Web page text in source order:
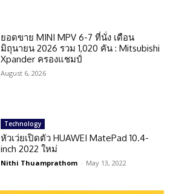
ยอดขาย MINI MPV 6-7 ที่นั่ง เดือน
มิถุนายน 2026 รวม 1,020 คัน : Mitsubishi
Xpander ครองแชมป์
August 6, 2026
Technology
หัวเว่ยเปิดตัว HUAWEI MatePad 10.4-
inch 2022 ใหม่
Nithi Thuamprathom - May 13, 2022